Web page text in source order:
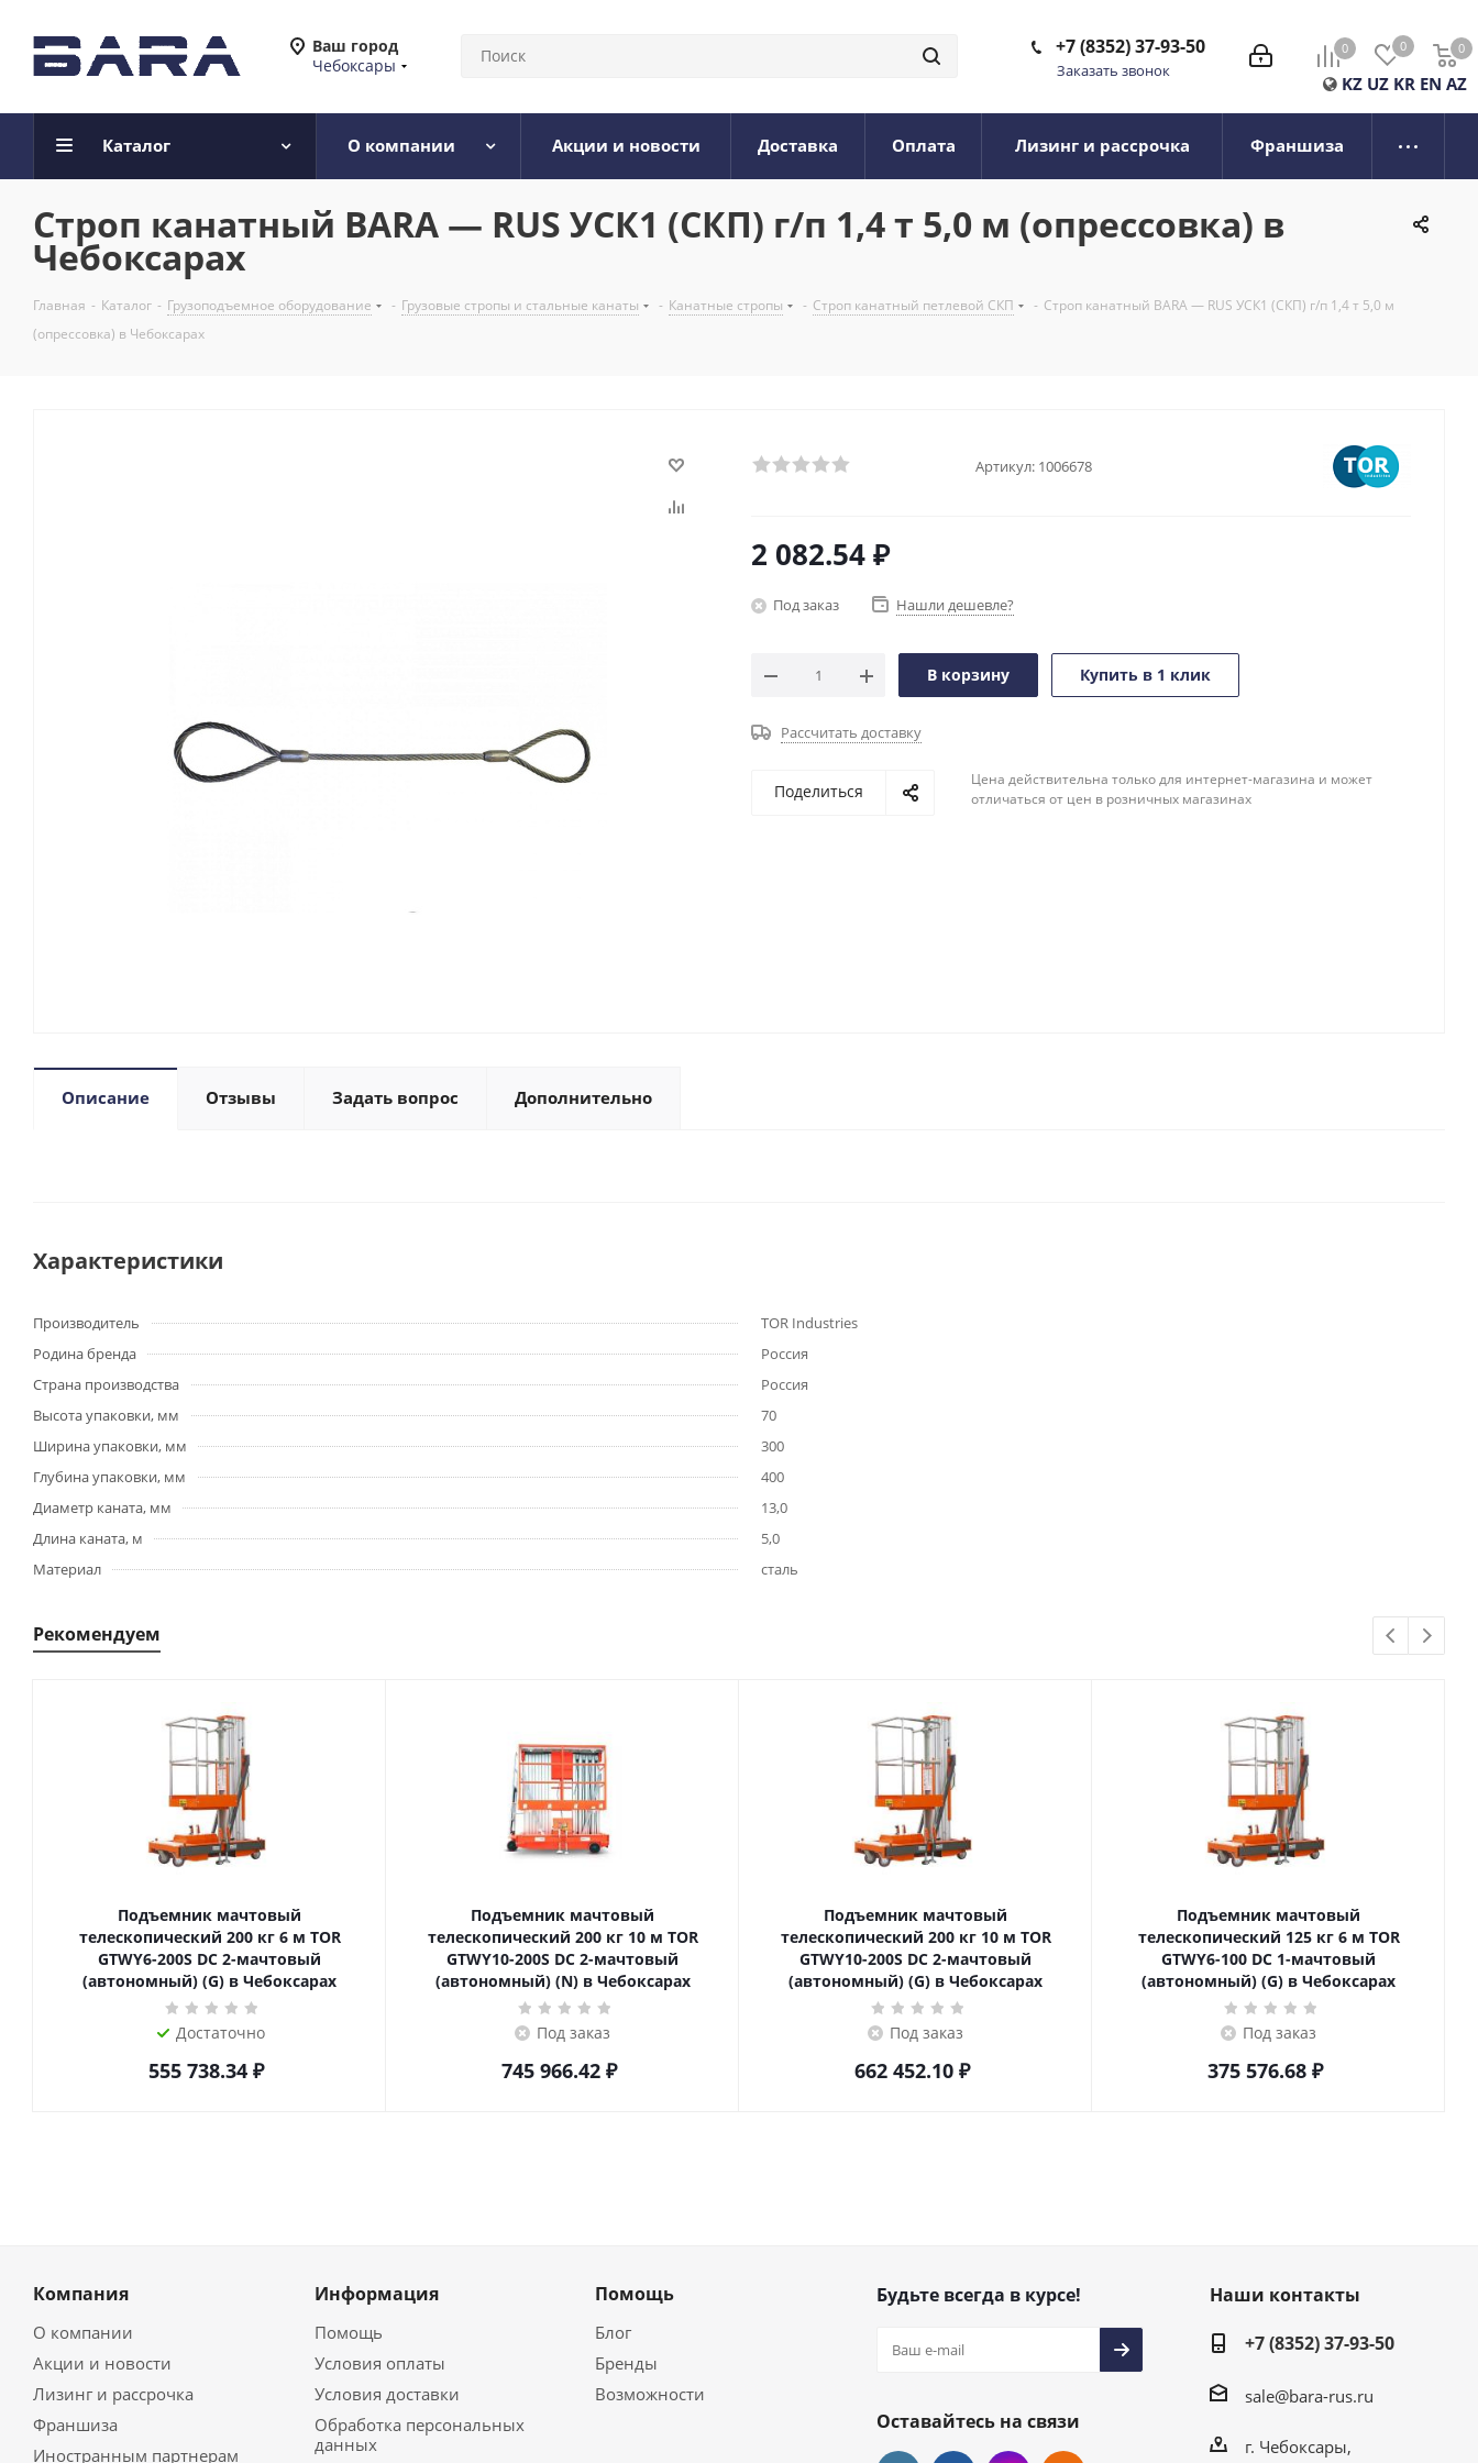
Ваш город
Чебоксары
0 0 0
0
KZ UZ KR EN AZ
+7 (8352) 37-93-50
Заказать звонок
Каталог О компании Акции и новости Доставка Оплата Лизинг и рассрочка Франшиза
Строп канатный BARA — RUS УСК1 (СКП) г/п 1,4 т 5,0 м (опрессовка) в
Чебоксарах
Главная - Каталог - Грузоподъемное оборудование - Грузовые стропы и стальные канаты - Канатные стропы - Строп канатный петлевой СКП - Строп канатный BARA — RUS УСК1 (СКП) г/п 1,4 т 5,0 м
(опрессовка) в Чебоксарах
Артикул: 1006678
2 082.54₽
Под заказ Нашли дешевле?
В корзину Купить в 1 клик
Рассчитать доставку
Поделиться
Цена действительна только для интернет-магазина и может
отличаться от цен в розничных магазинах
Описание Отзывы Задать вопрос Дополнительно
Характеристики
Производитель
TOR Industries
Родина бренда
Россия
Страна производства
Россия
Высота упаковки, мм
70
Ширина упаковки, мм
300
Глубина упаковки, мм
400
Диаметр каната, мм
13,0
Длина каната, м
5,0
Материал
сталь
Рекомендуем
Подъемник мачтовый
телескопический 200 кг 6 м TOR
GTWY6-200S DC 2-мачтовый
(автономный) (G) в Чебоксарах
Достаточно
555 738.34₽
Подъемник мачтовый
телескопический 200 кг 10 м TOR
GTWY10-200S DC 2-мачтовый
(автономный) (N) в Чебоксарах
Под заказ
745 966.42₽
Подъемник мачтовый
телескопический 200 кг 10 м TOR
GTWY10-200S DC 2-мачтовый
(автономный) (G) в Чебоксарах
Под заказ
662 452.10₽
Подъемник мачтовый
телескопический 125 кг 6 м TOR
GTWY6-100 DC 1-мачтовый
(автономный) (G) в Чебоксарах
Под заказ
375 576.68₽
Компания
О компании
Акции и новости
Лизинг и рассрочка
Франшиза
Иностранным партнерам
Информация
Помощь
Условия оплаты
Условия доставки
Обработка персональных
данных
Помощь
Блог
Бренды
Возможности
Будьте всегда в курсе!
Оставайтесь на связи
Наши контакты
+7 (8352) 37-93-50
sale@bara-rus.ru
г. Чебоксары,